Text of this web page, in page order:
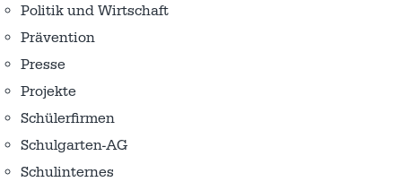
Politik und Wirtschaft
Prävention
Presse
Projekte
Schülerfirmen
Schulgarten-AG
Schulinternes